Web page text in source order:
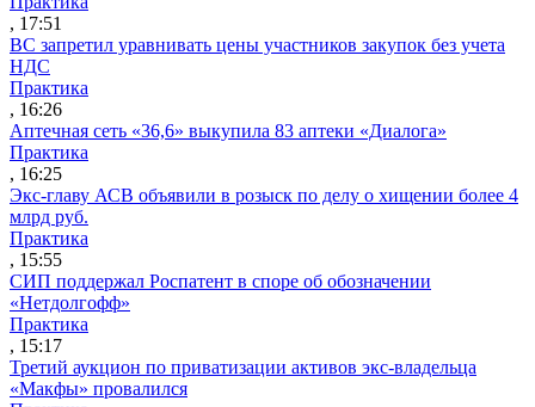
, 17:51
ВС запретил уравнивать цены участников закупок без учета
НДС
Практика
, 16:26
Аптечная сеть «36,6» выкупила 83 аптеки «Диалога»
Практика
, 16:25
Экс-главу АСВ объявили в розыск по делу о хищении более 4
млрд руб.
Практика
, 15:55
СИП поддержал Роспатент в споре об обозначении
«Нетдолгофф»
Практика
, 15:17
Третий аукцион по приватизации активов экс-владельца
«Макфы» провалился